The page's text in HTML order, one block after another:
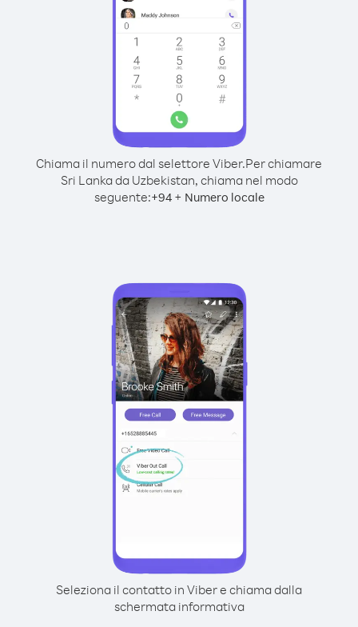
Chiama il numero dal selettore Viber.Per chiamare
Sri Lanka da Uzbekistan, chiama nel modo
seguente:+94+ Numero locale
Seleziona il contatto in Viber e chiama dalla
schermata informativa